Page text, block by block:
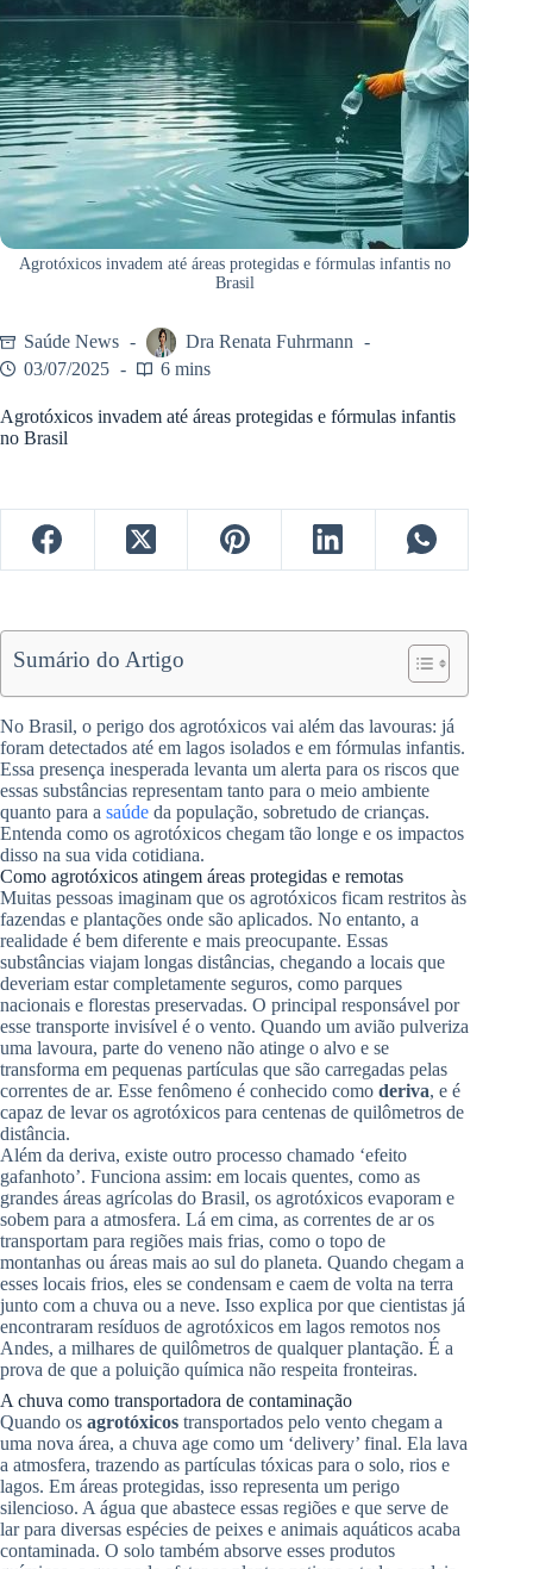
Agrotóxicos invadem até áreas protegidas e fórmulas infantis no
Brasil
Saúde News
Dra Renata Fuhrmann
03/07/2025
6 mins
Agrotóxicos invadem até áreas protegidas e fórmulas infantis
no Brasil
Sumário do Artigo
No Brasil, o perigo dos agrotóxicos vai além das lavouras: já
foram detectados até em lagos isolados e em fórmulas infantis.
Essa presença inesperada levanta um alerta para os riscos que
essas substâncias representam tanto para o meio ambiente
quanto para a saúde da população, sobretudo de crianças.
Entenda como os agrotóxicos chegam tão longe e os impactos
disso na sua vida cotidiana.
Como agrotóxicos atingem áreas protegidas e remotas
Muitas pessoas imaginam que os agrotóxicos ficam restritos às
fazendas e plantações onde são aplicados. No entanto, a
realidade é bem diferente e mais preocupante. Essas
substâncias viajam longas distâncias, chegando a locais que
deveriam estar completamente seguros, como parques
nacionais e florestas preservadas. O principal responsável por
esse transporte invisível é o vento. Quando um avião pulveriza
uma lavoura, parte do veneno não atinge o alvo e se
transforma em pequenas partículas que são carregadas pelas
correntes de ar. Esse fenômeno é conhecido como deriva, e é
capaz de levar os agrotóxicos para centenas de quilômetros de
distância.
Além da deriva, existe outro processo chamado ‘efeito
gafanhoto’. Funciona assim: em locais quentes, como as
grandes áreas agrícolas do Brasil, os agrotóxicos evaporam e
sobem para a atmosfera. Lá em cima, as correntes de ar os
transportam para regiões mais frias, como o topo de
montanhas ou áreas mais ao sul do planeta. Quando chegam a
esses locais frios, eles se condensam e caem de volta na terra
junto com a chuva ou a neve. Isso explica por que cientistas já
encontraram resíduos de agrotóxicos em lagos remotos nos
Andes, a milhares de quilômetros de qualquer plantação. É a
prova de que a poluição química não respeita fronteiras.
A chuva como transportadora de contaminação
Quando os agrotóxicos transportados pelo vento chegam a
uma nova área, a chuva age como um ‘delivery’ final. Ela lava
a atmosfera, trazendo as partículas tóxicas para o solo, rios e
lagos. Em áreas protegidas, isso representa um perigo
silencioso. A água que abastece essas regiões e que serve de
lar para diversas espécies de peixes e animais aquáticos acaba
contaminada. O solo também absorve esses produtos